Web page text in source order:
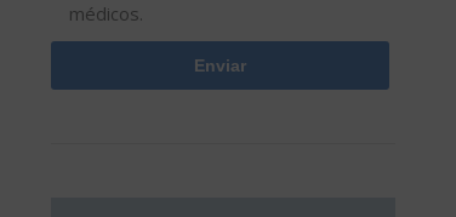
médicos.